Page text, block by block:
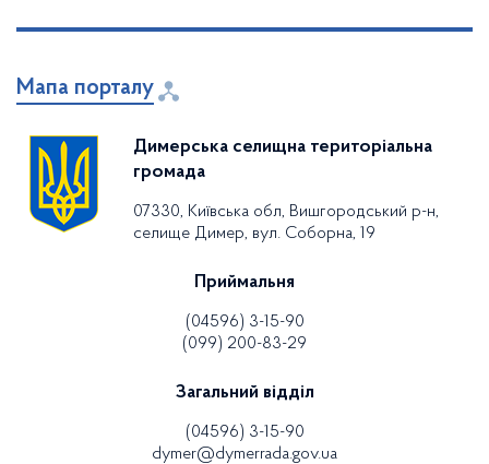
Мапа порталу
Димерська селищна територіальна
громада
07330, Київська обл, Вишгородський р-н,
селище Димер, вул. Соборна, 19
Приймальня
(04596) 3-15-90
(099) 200-83-29
Загальний відділ
(04596) 3-15-90
dymer@dymerrada.gov.ua